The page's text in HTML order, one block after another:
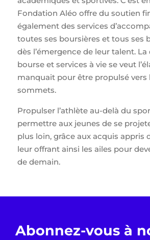
Fondation Aléo offre du soutien
également des services
toutes ses boursières et tous ses
dès l’émergence de leur talent.
bourse et services à vie se veut
manquait pour être propulsé vers
sommets. ​
​Propulser l’athlète au-delà du
permettre aux jeunes de se
plus loin, grâce aux acquis appris
leur offrant ainsi les ailes pour
de demain. ​
Abonnez-vous à